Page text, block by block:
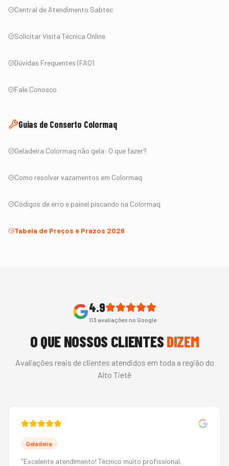
Central de Atendimento Sabtec
Solicitar Visita Técnica Online
Dúvidas Frequentes (FAQ)
Fale Conosco
Guias de Conserto Colormaq
Geladeira Colormaq não gela: O que fazer?
Como resolver vazamentos em Colormaq
Códigos de erro e painel piscando na Colormaq
Tabela de Preços e Prazos 2026
4.9
113 avaliações no Google
O QUE NOSSOS CLIENTESDIZEM
Avaliações reais de clientes atendidos em toda a região do
Alto Tietê
Geladeira
"Excelente atendimento! Técnico muito profissional,